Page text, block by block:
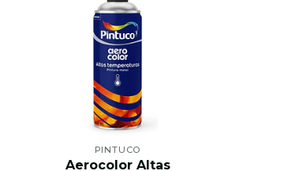
PINTUCO
Aerocolor Altas